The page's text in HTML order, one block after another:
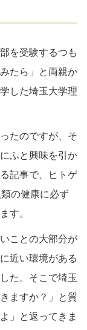
を受験するつも
たら」と両親か
した埼玉大学理
たのですが、そ
ふと興味を引か
記事で、ヒトゲ
の健康に必ず
す。
ことの大部分が
近い環境がある
た。そこで埼玉
ますか？」と質
」と返ってきま